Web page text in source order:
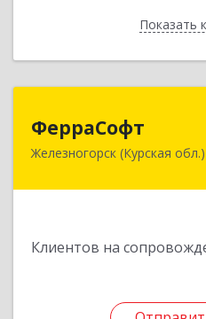
Показать
ФерраСофт
Железногорск (Курская обл.)
Клиентов на
307179, Курская обл,